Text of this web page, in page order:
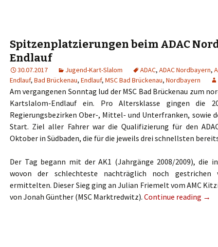
Spitzenplatzierungen beim ADAC
Endlauf
30.07.2017 Jugend-Kart-Slalom ADAC, ADAC Nordbayern,
Endlauf, Bad Brückenau, Endlauf, MSC Bad Brückenau, Nordbayern
Am vergangenen Sonntag lud der MSC Bad Brückenau zum
Kartslalom-Endlauf ein. Pro Altersklasse gingen die
Regierungsbezirken Ober-, Mittel- und Unterfranken, sowie
Start. Ziel aller Fahrer war die Qualifizierung für den
Oktober in Südbaden, die für die jeweils drei schnellsten
Der Tag begann mit der AK1 (Jahrgänge 2008/2009), die
wovon der schlechteste nachträglich noch gestrichen
ermittelten. Dieser Sieg ging an Julian Friemelt vom AMC
von Jonah Günther (MSC Marktredwitz). Continue reading →